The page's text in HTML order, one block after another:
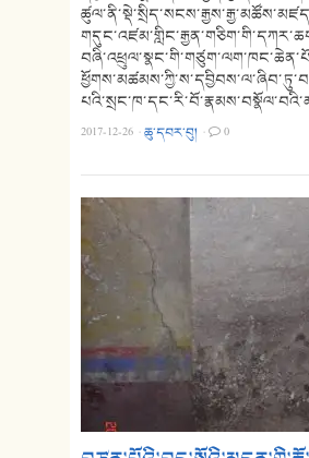
2017-12-26 ·ཆུ་དབར་བུ། · 0